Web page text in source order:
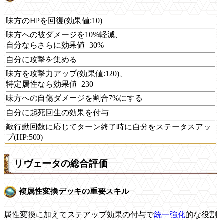
味方のHPを回復(効果値:10)
味方への被ダメージを10%軽減、
自分ならさらに効果値+30%
自分に攻撃を集める
味方を攻撃力アップ(効果値:120)、
特定属性なら効果値+230
味方への自傷ダメージを割合7%にする
自分に起死回生の効果を付与
敵行動回数に応じてターン終了時に自分をステータスアッ
プ(HP:500)
リヴェータの総合評価
複属性変換デッキの重要スキル
属性変換に加えてステアップ効果の付与で統一強化的な役割